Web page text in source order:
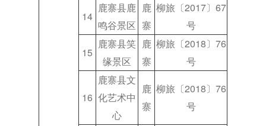
14
鹿寨县鹿
鸣谷景区
鹿
寨
柳旅〔2017〕67
号
15
鹿寨县笑
缘景区
鹿
寨
柳旅〔2018〕76
号
16
鹿寨县文
化艺术中
心
鹿
寨
柳旅〔2018〕76
号